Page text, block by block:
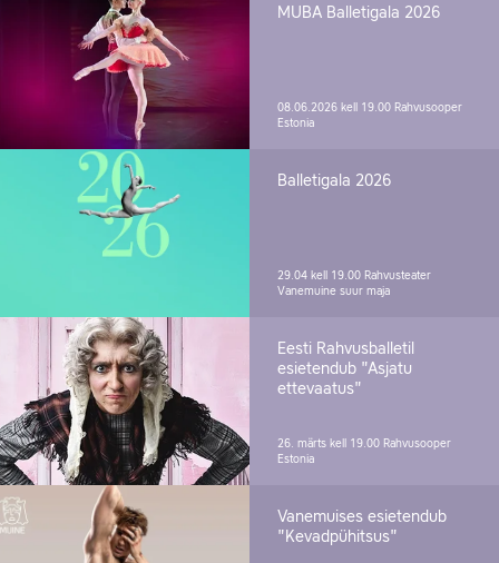
MUBA Balletigala 2026
08.06.2026 kell 19.00 Rahvusooper
Estonia
Balletigala 2026
29.04 kell 19.00 Rahvusteater
Vanemuine suur maja
Eesti Rahvusballetil
esietendub "Asjatu
ettevaatus"
26. märts kell 19.00 Rahvusooper
Estonia
Vanemuises esietendub
"Kevadpühitsus"